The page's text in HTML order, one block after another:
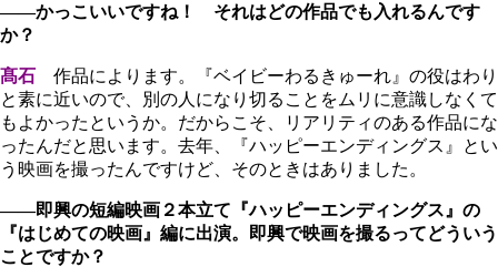
――かっこいいですね！ それはどの作品でも入れるんです
か？
髙石 作品によります。『ベイビーわるきゅーれ』の役はわり
と素に近いので、別の人になり切ることをムリに意識しなくて
もよかったというか。だからこそ、リアリティのある作品にな
ったんだと思います。去年、『ハッピーエンディングス』とい
う映画を撮ったんですけど、そのときはありました。
――即興の短編映画２本立て『ハッピーエンディングス』の
『はじめての映画』編に出演。即興で映画を撮るってどういう
ことですか？